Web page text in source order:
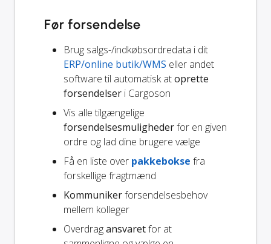
Før forsendelse
Brug salgs-/indkøbsordredata i dit
ERP/online butik/WMS eller andet
software til automatisk atoprette
forsendelser i Cargoson
Vis alle tilgængelige
forsendelsesmulighederfor en given
ordre og lad dine brugere vælge
Få en liste over pakkebokse fra
forskellige fragtmænd
Kommunikerforsendelsesbehov
mellem kolleger
Overdragansvaretfor at